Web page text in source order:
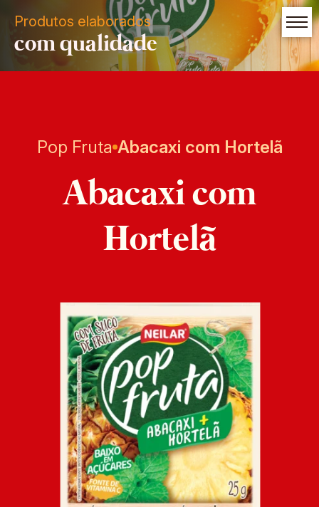
Produtos elaborados
com qualidade
Pop Fruta Abacaxi com Hortelã
Abacaxi com
Hortelã